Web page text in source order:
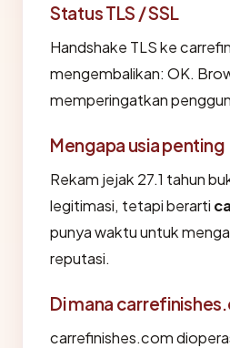
Status TLS / SSL
Handshake TLS ke
mengembalikan: OK.
memperingatkan
Mengapa usia penting
Rekam jejak 27.1 tahun
legitimasi, tetapi berarti
punya waktu untuk
reputasi.
Di mana
carrefinishes.com